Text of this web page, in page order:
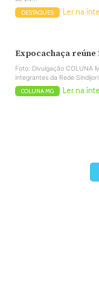
DESTAQUES Ler na
Expocachaça reúne
Foto: Divulgação COLUNA
integrantes da Rede
COLUNA MG Ler na